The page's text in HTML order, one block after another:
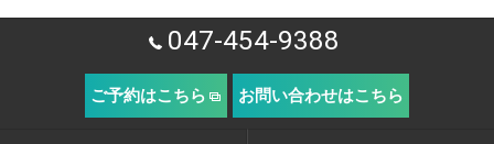
047-454-9388
ご予約はこちら お問い合わせはこちら